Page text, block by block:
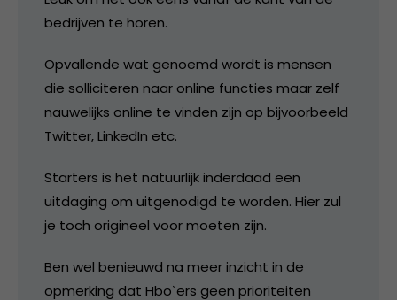
bedrijven te horen.
Opvallende wat genoemd wordt is mensen
die solliciteren naar online functies maar zelf
nauwelijks online te vinden zijn op bijvoorbeeld
Twitter, LinkedIn etc.
Starters is het natuurlijk inderdaad een
uitdaging om uitgenodigd te worden. Hier zul
je toch origineel voor moeten zijn.
Ben wel benieuwd na meer inzicht in de
opmerking dat Hbo`ers geen prioriteiten